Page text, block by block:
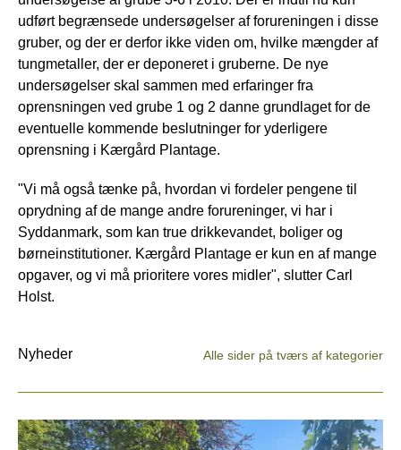
udført begrænsede undersøgelser af forureningen i disse
gruber, og der er derfor ikke viden om, hvilke mængder af
tungmetaller, der er deponeret i gruberne. De nye
undersøgelser skal sammen med erfaringer fra
oprensningen ved grube 1 og 2 danne grundlaget for de
eventuelle kommende beslutninger for yderligere
oprensning i Kærgård Plantage.
"Vi må også tænke på, hvordan vi fordeler pengene til
oprydning af de mange andre forureninger, vi har i
Syddanmark, som kan true drikkevandet, boliger og
børneinstitutioner. Kærgård Plantage er kun en af mange
opgaver, og vi må prioritere vores midler", slutter Carl
Holst.
Nyheder Alle sider på tværs af kategorier